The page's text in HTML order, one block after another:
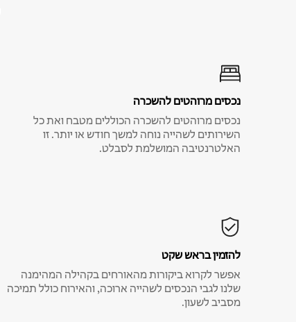
נכסים מרוהטים להשכרה
נכסים מרוהטים להשכרה הכוללים מטבח ואת כל
השירותים לשהייה נוחה למשך חודש או יותר. זו
האלטרנטיבה המושלמת לסבלט.
להזמין בראש שקט
אפשר לקרוא ביקורות מהאורחים בקהילה המהימנה
שלנו לגבי הנכסים לשהייה ארוכה, והאירוח כולל תמיכה
מסביב לשעון.